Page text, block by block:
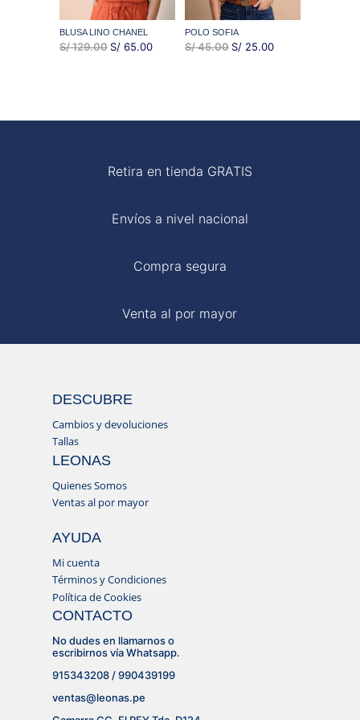
BLUSA LINO CHANEL
S/129.00 EL
S/65.00EL
POLO SOFIA
S/45.00 EL
S/ 25.00EL
Retira en tienda GRATIS
Envíos a nivel nacional
Compra segura
Venta al por mayor
DESCUBRE
Cambios y devoluciones
Tallas
LEONAS
Quienes Somos
Ventas al por mayor
AYUDA
Mi cuenta
Términos y Condiciones
Política de Cookies
CONTACTO
No dudes en llamarnos o
escribirnos vía Whatsapp.
915343208 / 990439199
ventas@leonas.pe